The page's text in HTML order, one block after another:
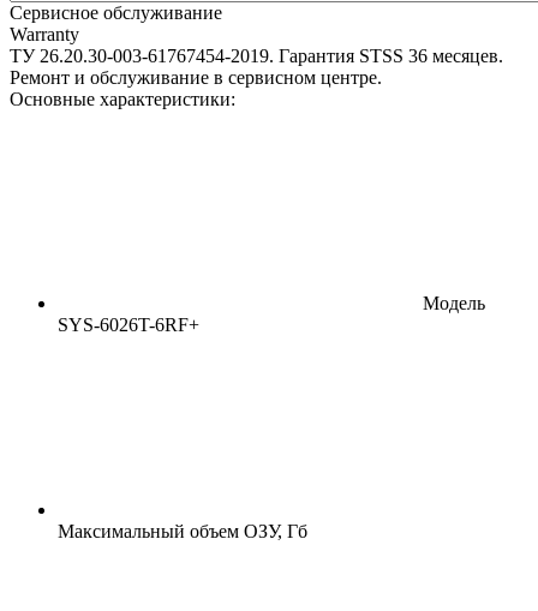
Сервисное обслуживание
Warranty
ТУ 26.20.30-003-61767454-2019. Гарантия STSS 36 месяцев.
Ремонт и обслуживание в сервисном центре.
Основные характеристики:
Модель
SYS-6026T-6RF+
Максимальный объем ОЗУ, Гб